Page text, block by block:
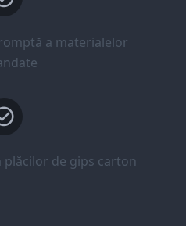
a materialelor
plăcilor de gips carton